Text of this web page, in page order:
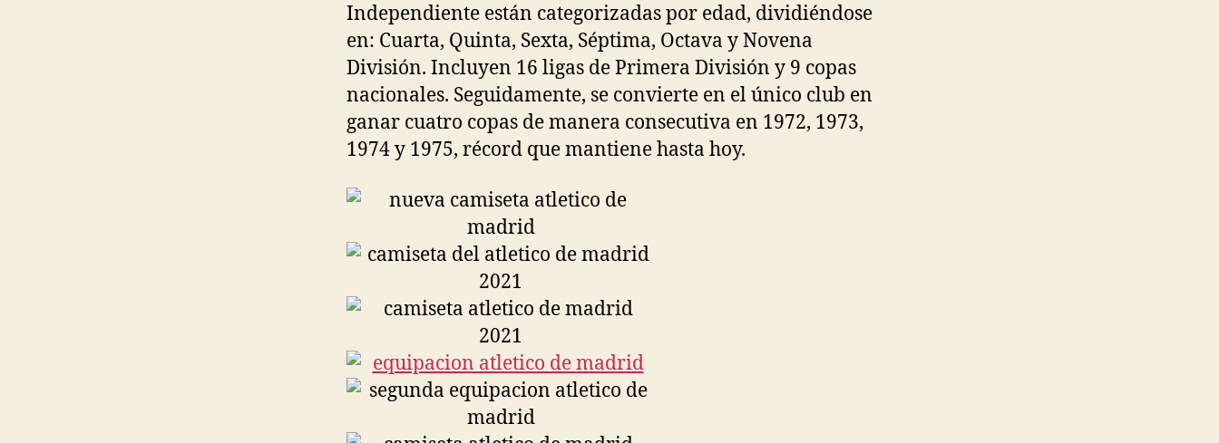
Independiente están categorizadas por edad, dividiéndose
en: Cuarta, Quinta, Sexta, Séptima, Octava y Novena
División. Incluyen 16 ligas de Primera División y 9 copas
nacionales. Seguidamente, se convierte en el único club en
ganar cuatro copas de manera consecutiva en 1972, 1973,
1974 y 1975, récord que mantiene hasta hoy.